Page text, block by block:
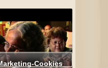
Cookies